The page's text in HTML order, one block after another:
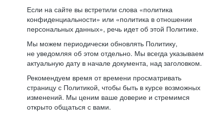
Если на сайте вы встретили слова «политика
конфиденциальности» или «политика в отношении
персональных данных», речь идет об этой Политике.
Мы можем периодически обновлять Политику,
не уведомляя об этом отдельно. Мы всегда указываем
актуальную дату в начале документа, над заголовком.
Рекомендуем время от времени просматривать
страницу с Политикой, чтобы быть в курсе возможных
изменений. Мы ценим ваше доверие и стремимся
открыто общаться с вами.